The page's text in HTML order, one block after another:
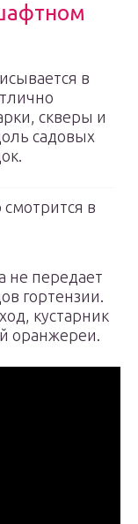
в
скверы и
садовых
в
не передает
гортензии.
кустарник
оранжереи.